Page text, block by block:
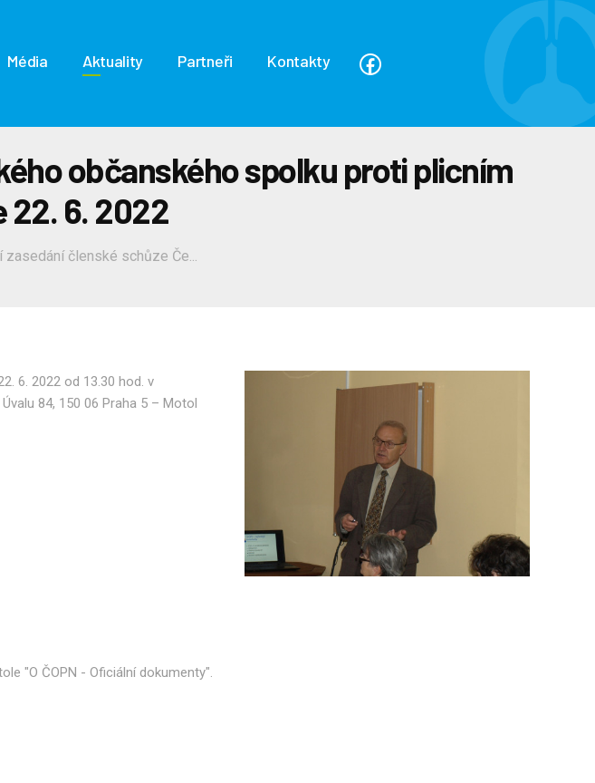
Média Aktuality Partneři Kontakty
občanského spolku proti plicním
22. 6. 2022
zasedání členské schůze Če...
6. 2022 od 13.30 hod. v
84, 150 06 Praha 5 – Motol
"O ČOPN - Oficiální dokumenty".